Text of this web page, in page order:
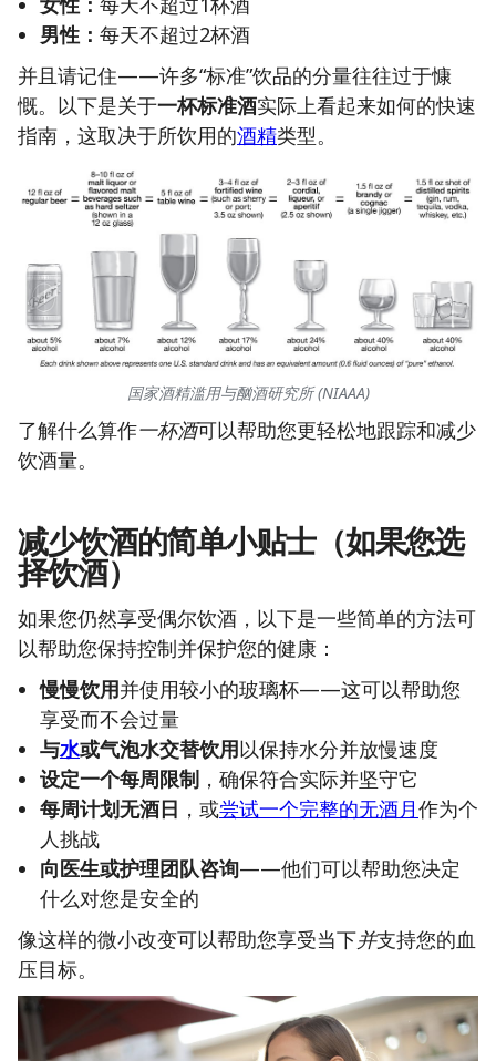
男性： 每天不超过2杯酒
并且请记住——许多“标准”饮品的分量往往过于慷
慨。以下是关于一杯标准酒实际上看起来如何的快速
指南，这取决于所饮用的酒精类型。
国家酒精滥用与酗酒研究所 (NIAAA)
了解什么算作一杯酒可以帮助您更轻松地跟踪和减少
饮酒量。
减少饮酒的简单小贴士（如果您选
择饮酒）
如果您仍然享受偶尔饮酒，以下是一些简单的方法可
以帮助您保持控制并保护您的健康：
慢慢饮用并使用较小的玻璃杯——这可以帮助您
享受而不会过量
与水或气泡水交替饮用以保持水分并放慢速度
设定一个每周限制 ，确保符合实际并坚守它
每周计划无酒日 ，或尝试一个完整的无酒月作为个
人挑战
向医生或护理团队咨询——他们可以帮助您决定
什么对您是安全的
像这样的微小改变可以帮助您享受当下并支持您的血
压目标。